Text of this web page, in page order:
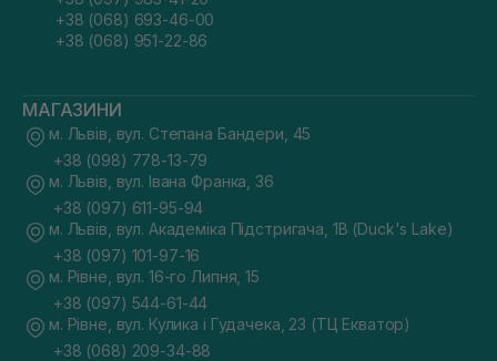
+38 (068) 693-46-00
+38 (068) 951-22-86
МАГАЗИНИ
м. Львів, вул. Степана Бандери, 45
+38 (098) 778-13-79
м. Львів, вул. Івана Франка, 36
+38 (097) 611-95-94
м. Львів, вул. Академіка Підстригача, 1В (Duck's Lake)
+38 (097) 101-97-16
м. Рівне, вул. 16-го Липня, 15
+38 (097) 544-61-44
м. Рівне, вул. Кулика і Гудачека, 23 (ТЦ Екватор)
+38 (068) 209-34-88